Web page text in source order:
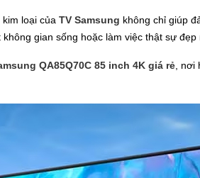
loại của TV Samsung không chỉ giúp
gian sống hoặc làm việc thật sự đẹp
QA85Q70C 85 inch 4K giá rẻ, nơi